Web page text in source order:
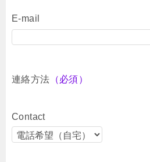
E-mail
連絡方法 （必須）
Contact